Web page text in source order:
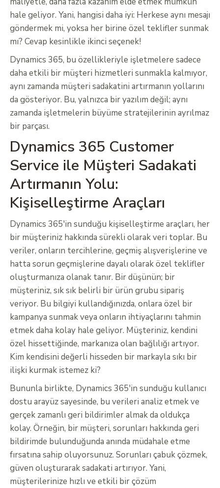
hale geliyor. Yani, hangisi daha iyi: Herkese aynı mesajı
göndermek mi, yoksa her birine özel teklifler sunmak
mı? Cevap kesinlikle ikinci seçenek!
Dynamics 365, bu özellikleriyle işletmelere sadece
daha etkili bir müşteri hizmetleri sunmakla kalmıyor,
aynı zamanda müşteri sadakatini artırmanın yollarını
da gösteriyor. Bu, yalnızca bir yazılım değil; aynı
zamanda işletmelerin büyüme stratejilerinin ayrılmaz
bir parçası.
Dynamics 365 Customer
Service ile Müşteri Sadakati
Artırmanın Yolu:
Kişiselleştirme Araçları
Dynamics 365'in sunduğu kişiselleştirme araçları, her
bir müşteriniz hakkında sürekli olarak veri toplar. Bu
veriler, onların tercihlerine, geçmiş alışverişlerine ve
hatta sorun geçmişlerine dayalı olarak özel teklifler
oluşturmanıza olanak tanır. Bir düşünün; bir
müşteriniz, sık sık belirli bir ürün grubu sipariş
veriyor. Bu bilgiyi kullandığınızda, onlara özel bir
kampanya sunmak veya onların ihtiyaçlarını tahmin
etmek daha kolay hale geliyor. Müşteriniz, kendini
özel hissettiğinde, markanıza olan bağlılığı artıyor.
Kim kendisini değerli hisseden bir markayla sıkı bir
ilişki kurmak istemez ki?
Bununla birlikte, Dynamics 365'in sunduğu kullanıcı
dostu arayüz sayesinde, bu verileri analiz etmek ve
gerçek zamanlı geri bildirimler almak da oldukça
kolay. Örneğin, bir müşteri, sorunları hakkında geri
bildirimde bulunduğunda anında müdahale etme
fırsatına sahip oluyorsunuz. Sorunları çabuk çözmek,
güven oluşturarak sadakati artırıyor. Yani,
müşterilerinize hızlı ve etkili bir çözüm